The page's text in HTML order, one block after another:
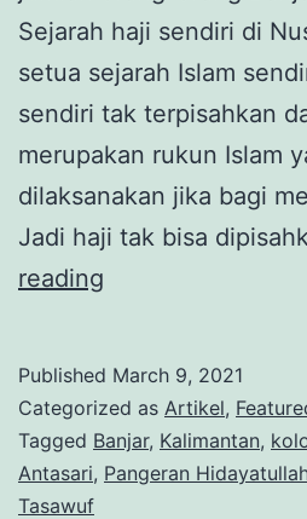
Sejarah haji sendiri di
setua sejarah Islam
sendiri tak terpisahkan
merupakan rukun Islam
dilaksanakan jika bagi
Jadi haji tak bisa
reading
dalam
Perang
Banjar
Published March 9, 2021
Categorized as Artikel,
Tagged Banjar, Kalimantan,
Antasari, Pangeran
Tasawuf